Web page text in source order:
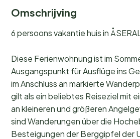
Omschrijving
6 persoons vakantie huis in
Diese Ferienwohnung ist im
Ausgangspunkt für Ausflüge ins
im Anschluss an markierte
gilt als ein beliebtes Reiseziel mit
an kleineren und größeren
sind Wanderungen über die
Besteigungen der Berggipfel der